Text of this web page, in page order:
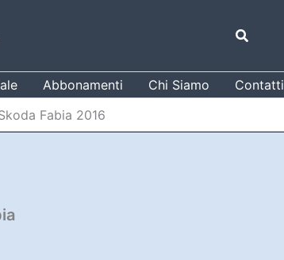
Cerca
Abbonamenti Chi Siamo Contatti
Fabia 2016